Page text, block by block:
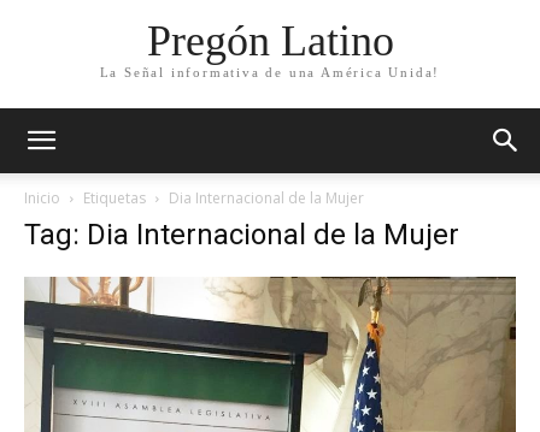
Pregón Latino
La Señal informativa de una América Unida!
Inicio Etiquetas Dia Internacional de la Mujer
Tag: Dia Internacional de la Mujer